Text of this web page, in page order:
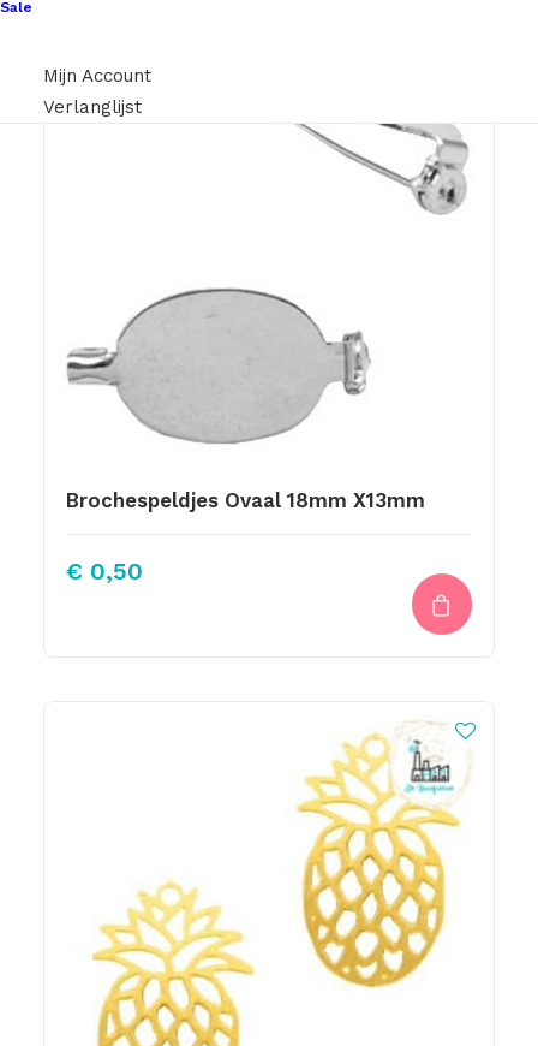
Sale
Mijn Account
Verlanglijst
Brochespeldjes Ovaal 18mm X13mm
€ 0,50